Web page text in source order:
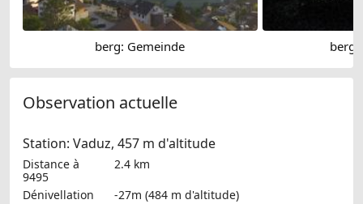
berg: Gemeinde berg
Observation actuelle
Station: Vaduz, 457 m d'altitude
Distance à
9495
2.4 km
Dénivellation
-27m (484 m d'altitude)